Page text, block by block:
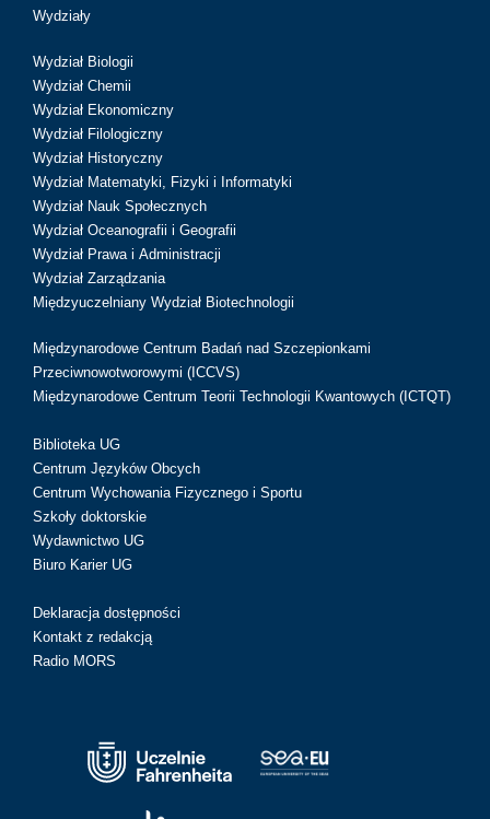
Wydziały
Wydział Biologii
Wydział Chemii
Wydział Ekonomiczny
Wydział Filologiczny
Wydział Historyczny
Wydział Matematyki, Fizyki i Informatyki
Wydział Nauk Społecznych
Wydział Oceanografii i Geografii
Wydział Prawa i Administracji
Wydział Zarządzania
Międzyuczelniany Wydział Biotechnologii
Międzynarodowe Centrum Badań nad Szczepionkami
Przeciwnowotworowymi (ICCVS)
Międzynarodowe Centrum Teorii Technologii Kwantowych (ICTQT)
Biblioteka UG
Centrum Języków Obcych
Centrum Wychowania Fizycznego i Sportu
Szkoły doktorskie
Wydawnictwo UG
Biuro Karier UG
Deklaracja dostępności
Kontakt z redakcją
Radio MORS